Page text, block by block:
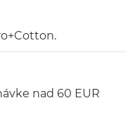
nad 60 EUR